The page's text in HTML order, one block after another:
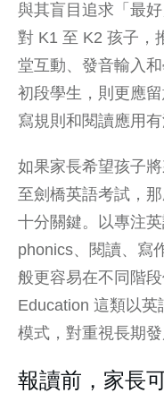
與其盲目追求「最
對 K1 至 K2 孩子，
堂互動、發音輸入
初段學生，則更應
寫規則和閱讀應用有
如果家長希望孩子
至劍橋英語考試 ，
十分關鍵。以專注
phonics、閱讀、寫
般更容易在不同階
Education 這類以英
模式，對重視長期
報讀前，家長